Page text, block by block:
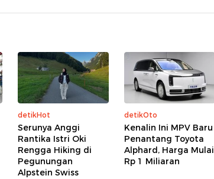
detikHot
Serunya Anggi
Rantika Istri Oki
Rengga Hiking di
Pegunungan
Alpstein Swiss
detikOto
Kenalin Ini MPV Baru
Penantang Toyota
Alphard, Harga Mulai
Rp 1 Miliaran